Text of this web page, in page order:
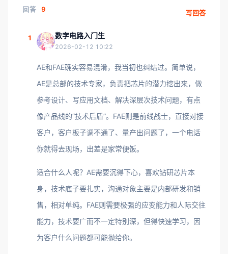
回答 9 写回答
1 数字电路入门生
2026-02-12 10:22
AE和FAE确实容易混淆，我当初也纠结过。简单说，
AE是总部的技术专家，负责把芯片的潜力挖出来，做
参考设计、写应用文档、解决深层次技术问题，有点
像产品线的“技术后盾”。FAE则是前线战士，直接对接
客户，客户板子调不通了、量产出问题了，一个电话
你就得去现场，出差是家常便饭。
适合什么人呢？AE需要沉得下心，喜欢钻研芯片本
身，技术底子要扎实，沟通对象主要是内部研发和销
售，相对单纯。FAE则需要极强的应变能力和人际交往
能力，技术要广而不一定特别深，但得快速学习，因
为客户什么问题都可能抛给你。